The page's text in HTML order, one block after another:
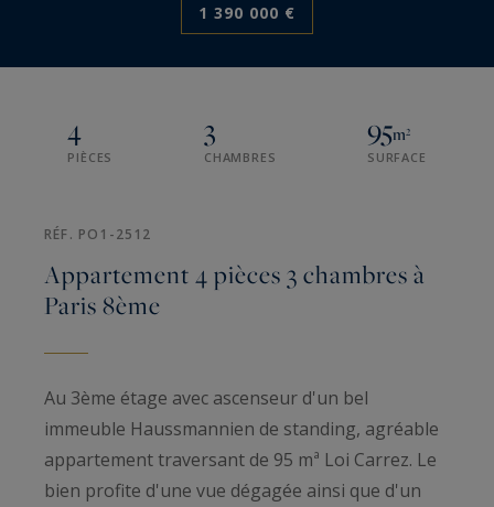
1 390 000 €
4
PIÈCES
3
CHAMBRES
95m²
SURFACE
RÉF. PO1-2512
Appartement 4 pièces 3 chambres à
Paris 8ème
Au 3ème étage avec ascenseur d'un bel
immeuble Haussmannien de standing, agréable
appartement traversant de 95 mª Loi Carrez. Le
bien profite d'une vue dégagée ainsi que d'un